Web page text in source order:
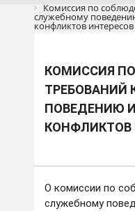
Комиссия по
служебному
конфликтов интересов
КОМИССИЯ
ТРЕБОВАНИЙ
ПОВЕДЕНИЮ
КОНФЛИКТОВ
О комиссии по
служебному